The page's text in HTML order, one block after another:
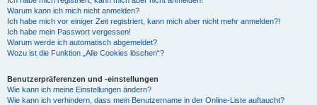
Warum kann ich mich nicht anmelden?
Ich habe mich vor einiger Zeit registriert, kann mich aber nicht mehr anmelden?!
Ich habe mein Passwort vergessen!
Warum werde ich automatisch abgemeldet?
Wozu ist die Funktion „Alle Cookies löschen“?
Benutzerpräferenzen und -einstellungen
Wie kann ich meine Einstellungen ändern?
Wie kann ich verhindern, dass mein Benutzername in der Online-Liste auftaucht?